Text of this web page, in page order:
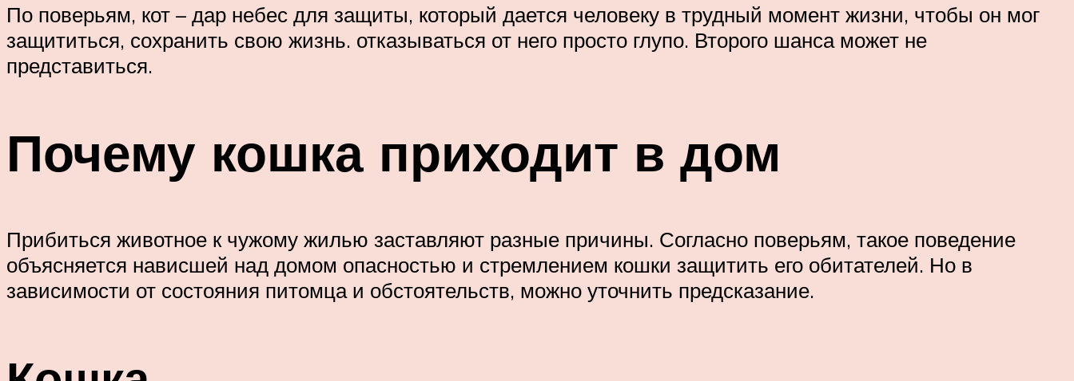
По поверьям, кот – дар небес для защиты, который дается человеку в трудный момент жизни, чтобы он мог
защититься, сохранить свою жизнь. отказываться от него просто глупо. Второго шанса может не
представиться.
Почему кошка приходит в дом
Прибиться животное к чужому жилью заставляют разные причины. Согласно поверьям, такое поведение
объясняется нависшей над домом опасностью и стремлением кошки защитить его обитателей. Но в
зависимости от состояния питомца и обстоятельств, можно уточнить предсказание.